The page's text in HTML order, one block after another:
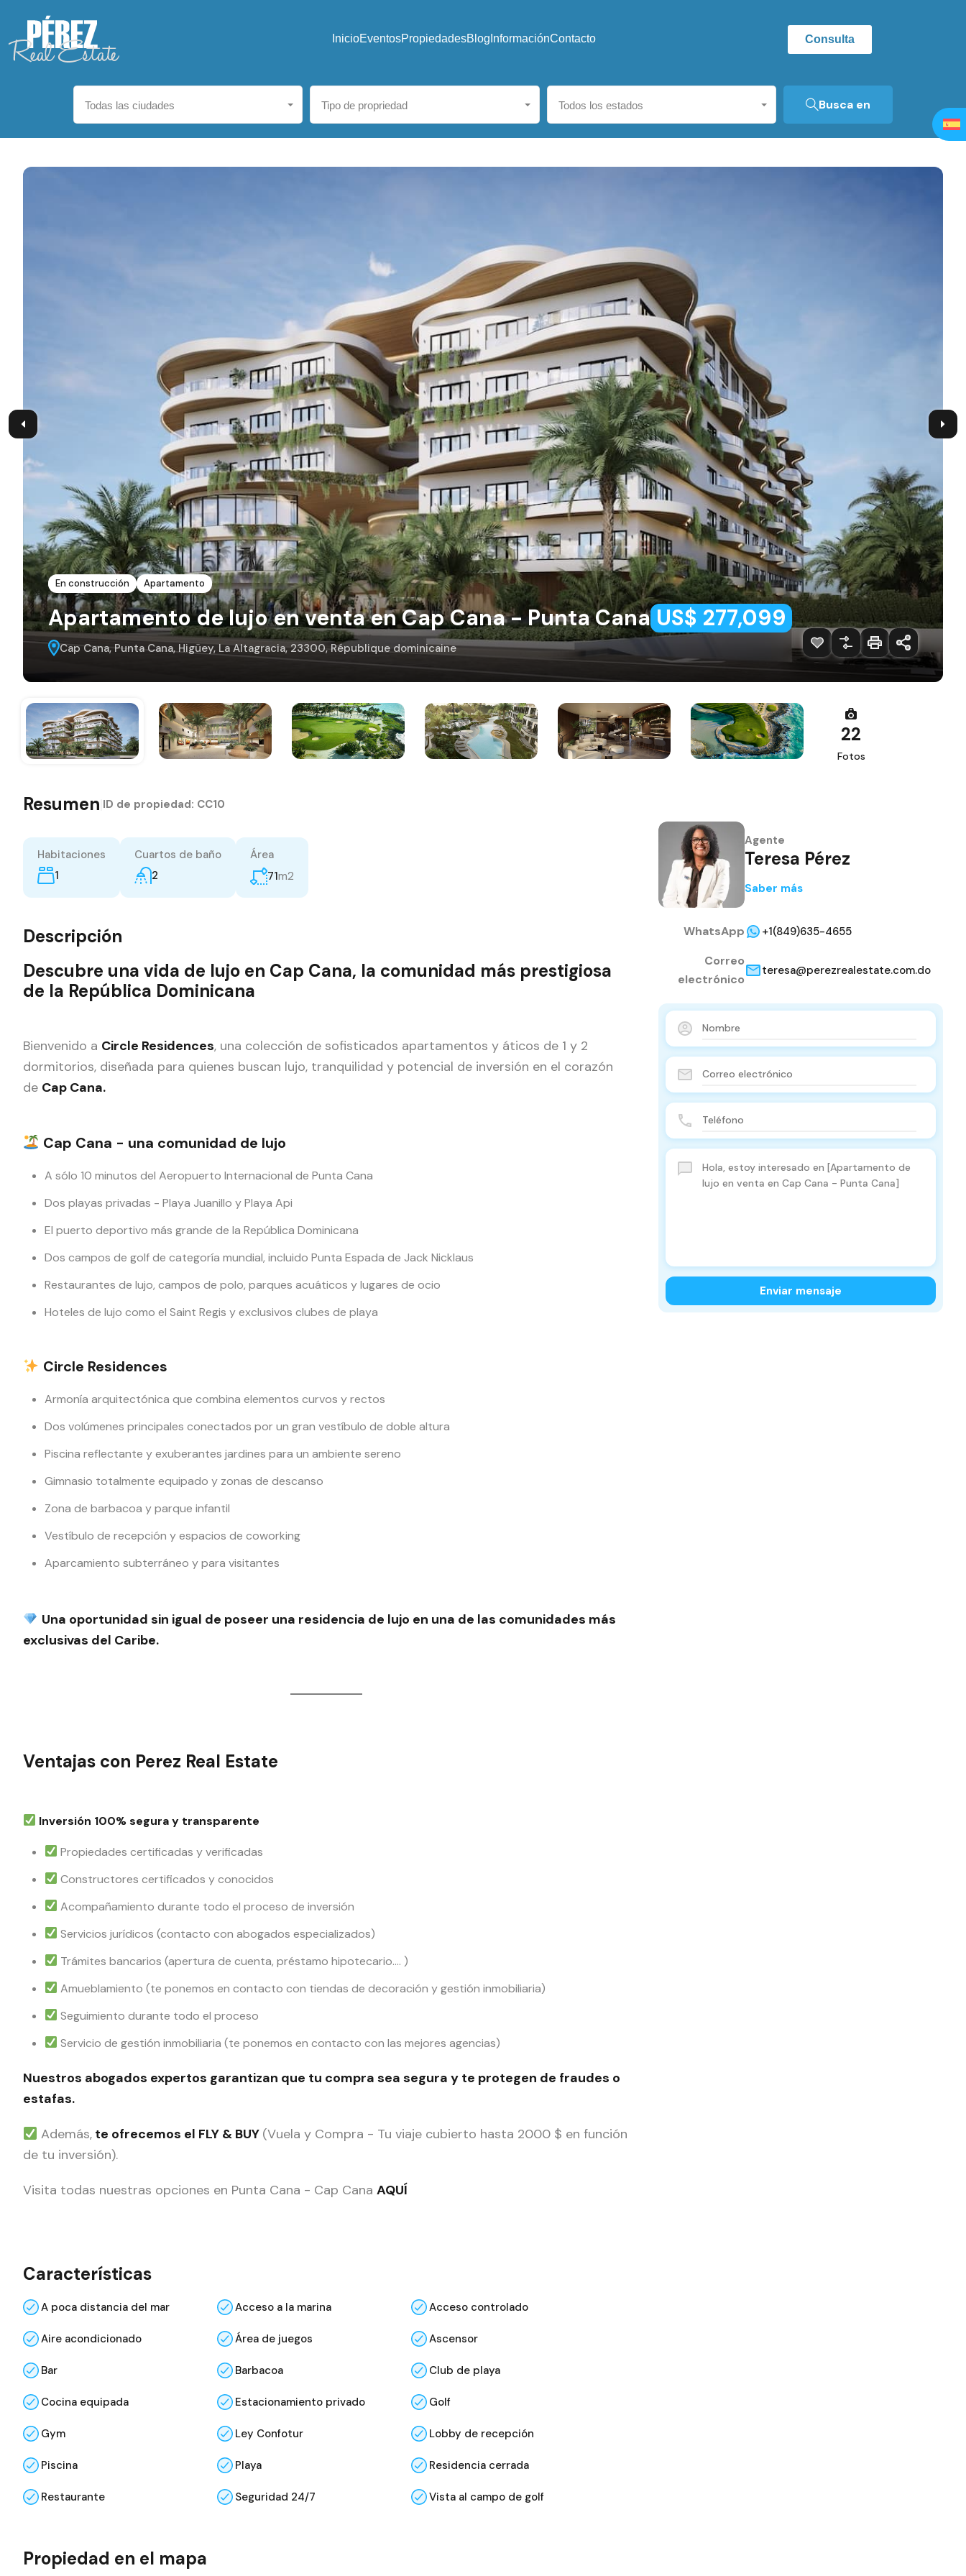
InicioEventosPropiedadesBlog InformaciónContacto Consulta
Todas las ciudades Tipo de propriedad Todos los estados Busca en
En construcción Apartamento
Apartamento de lujo en venta en Cap Cana - Punta Cana US$ 277,099
Cap Cana, Punta Cana, Higüey, La Altagracia, 23300, République dominicaine
22
Fotos
Resumen ID de propiedad: CC10
Habitaciones
1
Cuartos de baño
2
Área
71m2
Descripción
Descubre una vida de lujo en Cap Cana, la comunidad más prestigiosa
de la República Dominicana
Bienvenido a Circle Residences, una colección de sofisticados apartamentos y áticos de 1 y 2
dormitorios, diseñada para quienes buscan lujo, tranquilidad y potencial de inversión en el corazón
de Cap Cana.
Cap Cana - una comunidad de lujo
A sólo 10 minutos del Aeropuerto Internacional de Punta Cana
Dos playas privadas - Playa Juanillo y Playa Api
El puerto deportivo más grande de la República Dominicana
Dos campos de golf de categoría mundial, incluido Punta Espada de Jack Nicklaus
Restaurantes de lujo, campos de polo, parques acuáticos y lugares de ocio
Hoteles de lujo como el Saint Regis y exclusivos clubes de playa
Circle Residences
Armonía arquitectónica que combina elementos curvos y rectos
Dos volúmenes principales conectados por un gran vestíbulo de doble altura
Piscina reflectante y exuberantes jardines para un ambiente sereno
Gimnasio totalmente equipado y zonas de descanso
Zona de barbacoa y parque infantil
Vestíbulo de recepción y espacios de coworking
Aparcamiento subterráneo y para visitantes
Una oportunidad sin igual de poseer una residencia de lujo en una de las comunidades más
exclusivas del Caribe.
Ventajas con Perez Real Estate
Inversión 100% segura y transparente
Propiedades certificadas y verificadas
Constructores certificados y conocidos
Acompañamiento durante todo el proceso de inversión
Servicios jurídicos (contacto con abogados especializados)
Trámites bancarios (apertura de cuenta, préstamo hipotecario…. )
Amueblamiento (te ponemos en contacto con tiendas de decoración y gestión inmobiliaria)
Seguimiento durante todo el proceso
Servicio de gestión inmobiliaria (te ponemos en contacto con las mejores agencias)
Nuestros abogados expertos garantizan que tu compra sea segura y te protegen de fraudes o
estafas.
Además,te ofrecemos el FLY & BUY (Vuela y Compra - Tu viaje cubierto hasta 2000 $ en función
de tu inversión).
Visita todas nuestras opciones en Punta Cana - Cap Cana AQUÍ
Características
A poca distancia del mar Acceso a la marina Acceso controlado
Aire acondicionado Área de juegos Ascensor
Bar Barbacoa Club de playa
Cocina equipada Estacionamiento privado Golf
Gym Ley Confotur Lobby de recepción
Piscina Playa Residencia cerrada
Restaurante Seguridad 24/7 Vista al campo de golf
Propiedad en el mapa
Agente
Teresa Pérez
Saber más
WhatsApp +1(849)635-4655
Correo
electrónico
teresa@perezrealestate.com.do
Enviar mensaje